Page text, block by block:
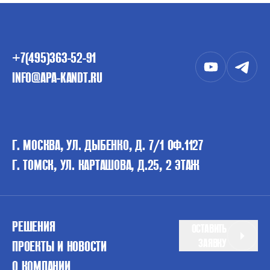
+7(495)363-52-91
INFO@APA-KANDT.RU
Г. МОСКВА, УЛ. ДЫБЕНКО, Д. 7/1 ОФ.1127
Г. ТОМСК, УЛ. КАРТАШОВА, Д.25, 2 ЭТАЖ
РЕШЕНИЯ
ПРОЕКТЫ И НОВОСТИ
О КОМПАНИИ